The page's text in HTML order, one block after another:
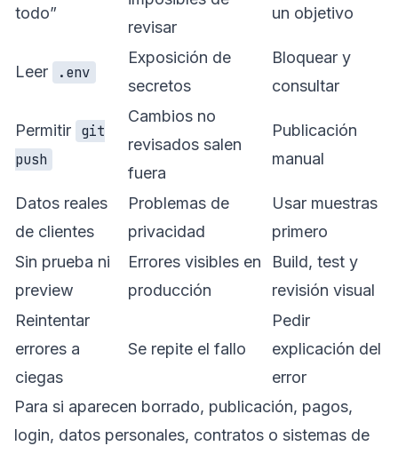
todo”
revisar
un objetivo
Leer .env
Exposición de
secretos
Bloquear y
consultar
Permitir git
push
Cambios no
revisados salen
fuera
Publicación
manual
Datos reales
de clientes
Problemas de
privacidad
Usar muestras
primero
Sin prueba ni
preview
Errores visibles en
producción
Build, test y
revisión visual
Reintentar
errores a
ciegas
Se repite el fallo
Pedir
explicación del
error
Para si aparecen borrado, publicación, pagos,
login, datos personales, contratos o sistemas de